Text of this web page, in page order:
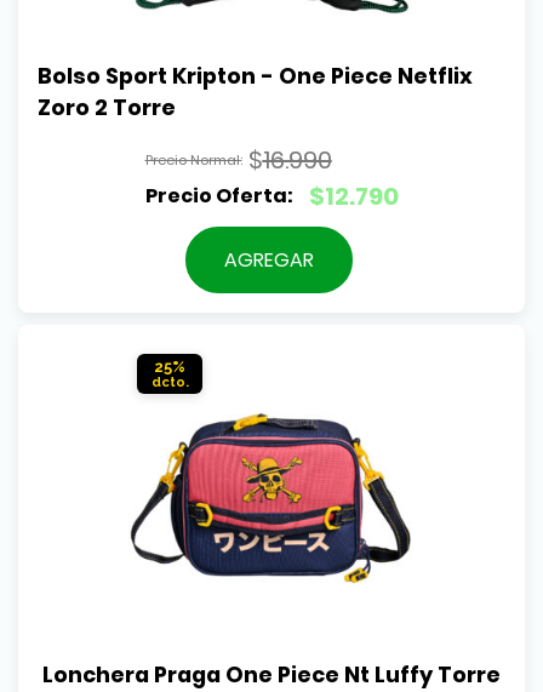
Bolso Sport Kripton - One Piece Netflix
Zoro 2 Torre
$16.990
El
precio
original
$12.790
El
precio
actual
AGREGAR
25%
Lonchera Praga One Piece Nt Luffy Torre